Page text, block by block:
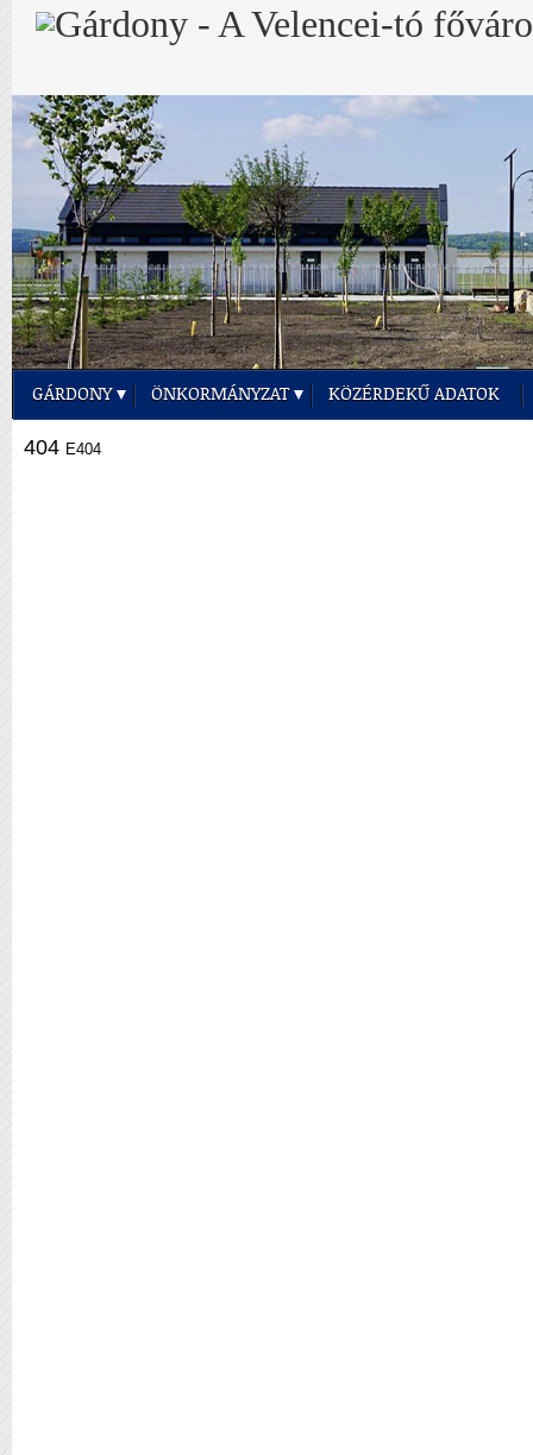
GÁRDONY ÖNKORMÁNYZAT KÖZÉRDEKŰ ADATOK
404 E404